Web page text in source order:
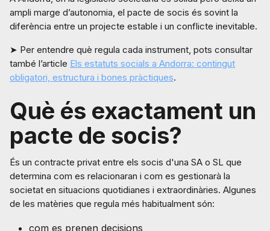
ampli marge d’autonomia, el pacte de socis és sovint la
diferència entre un projecte estable i un conflicte inevitable.
➤ Per entendre què regula cada instrument, pots consultar
també l’article Els estatuts socials a Andorra: contingut
obligatori, estructura i bones pràctiques.
Què és exactament un
pacte de socis?
És un contracte privat entre els socis d'una SA o SL que
determina com es relacionaran i com es gestionarà la
societat en situacions quotidianes i extraordinàries. Algunes
de les matèries que regula més habitualment són:
com es prenen decisions